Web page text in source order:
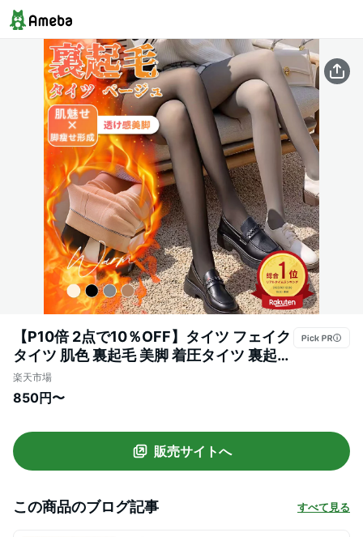
【P10倍 2点で10％OFF】タイツ フェイク
タイツ 肌色 裏起毛 美脚 着圧タイツ 裏起毛
黒ストッキングにしか見えない 透け感 ベ
ージュ フェイクタイツ 大きいサイズ レギ
毛 タイツ 保温 冬 超伸び ストレッチ ヌー
ド スキンタイツ
楽天市場
850円〜
販売サイトへ
この商品のブログ記事 すべて見る